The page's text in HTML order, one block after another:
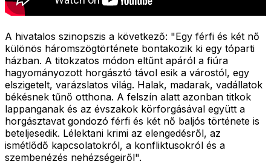
A hivatalos szinopszis a következő: "Egy férfi és két nő
különös háromszögtörténete bontakozik ki egy tóparti
házban. A titokzatos módon eltűnt apáról a fiúra
hagyományozott horgásztó távol esik a várostól, egy
elszigetelt, varázslatos világ. Halak, madarak, vadállatok
békésnek tűnő otthona. A felszín alatt azonban titkok
lappanganak és az évszakok körforgásával együtt a
horgásztavat gondozó férfi és két nő baljós története is
beteljesedik. Lélektani krimi az elengedésről, az
ismétlődő kapcsolatokról, a konfliktusokról és a
szembenézés nehézségeiről".